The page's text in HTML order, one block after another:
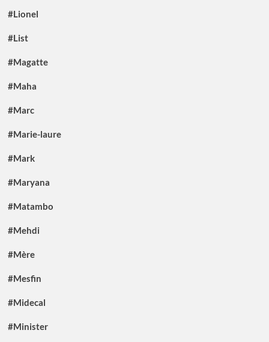
#Lionel
#List
#Magatte
#Maha
#Marc
#Marie-laure
#Mark
#Maryana
#Matambo
#Mehdi
#Mère
#Mesfin
#Midecal
#Minister